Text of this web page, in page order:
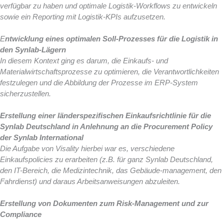
verfügbar zu haben und optimale Logistik-Workflows zu entwickeln
sowie ein Reporting mit Logistik-KPIs aufzusetzen.
Entwicklung eines optimalen Soll-Prozesses für die Logistik in
den Synlab-Lägern
In diesem Kontext ging es darum, die Einkaufs- und
Materialwirtschaftsprozesse zu optimieren, die Verantwortlichkeiten
festzulegen und die Abbildung der Prozesse im ERP-System
sicherzustellen.
Erstellung einer länderspezifischen Einkaufsrichtlinie für die
Synlab Deutschland in Anlehnung an die Procurement Policy
der Synlab International
Die Aufgabe von Visality hierbei war es, verschiedene
Einkaufspolicies zu erarbeiten (z.B. für ganz Synlab Deutschland,
den IT-Bereich, die Medizintechnik, das Gebäude-management, den
Fahrdienst) und daraus Arbeitsanweisungen abzuleiten.
Erstellung von Dokumenten zum Risk-Management und zur
Compliance